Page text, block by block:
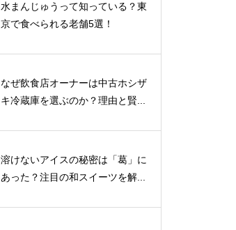
水まんじゅうって知っている？東
京で食べられる老舗5選！
なぜ飲食店オーナーは中古ホシザ
キ冷蔵庫を選ぶのか？理由と賢...
溶けないアイスの秘密は「葛」に
あった？注目の和スイーツを解...